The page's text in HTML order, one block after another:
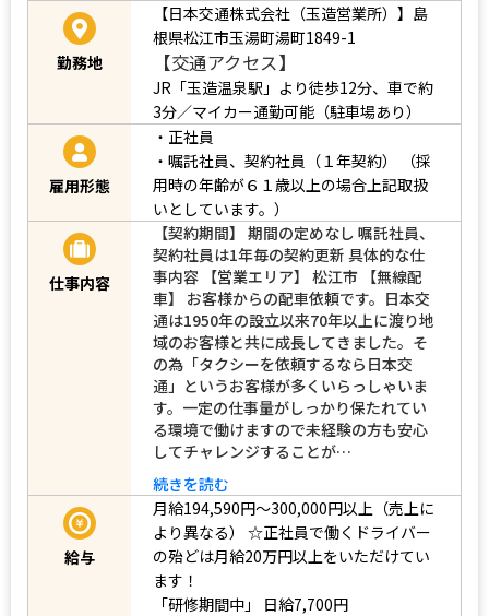
勤務地
【日本交通株式会社（玉造営業所）】島
根県松江市玉湯町湯町1849-1
【交通アクセス】
JR「玉造温泉駅」より徒歩12分、車で約
3分／マイカー通勤可能（駐車場あり）
雇用形態
・正社員
・嘱託社員、契約社員（１年契約）
（採
用時の年齢が６１歳以上の場合上記取扱
いとしています。）
仕事内容
【契約期間】 期間の定めなし 嘱託社員、
契約社員は1年毎の契約更新 具体的な仕
事内容 【営業エリア】 松江市 【無線配
車】 お客様からの配車依頼です。日本交
通は1950年の設立以来70年以上に渡り地
域のお客様と共に成長してきました。そ
の為「タクシーを依頼するなら日本交
通」というお客様が多くいらっしゃいま
す。一定の仕事量がしっかり保たれてい
る環境で働けますので未経験の方も安心
してチャレンジすることが…
続きを読む
給与
月給194,590円～300,000円以上（売上に
より異なる）
☆正社員で働くドライバー
の殆どは月給20万円以上をいただけてい
ます！
「研修期間中」
日給7,700円